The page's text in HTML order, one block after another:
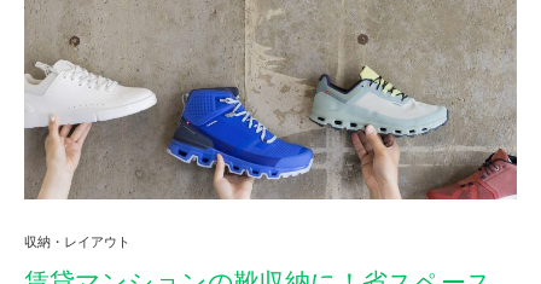
収納・レイアウト